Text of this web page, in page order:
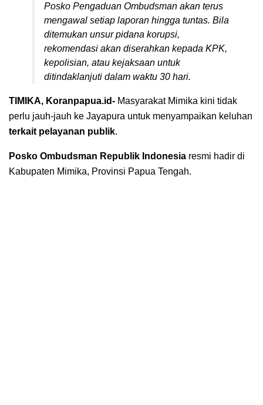
Posko Pengaduan Ombudsman akan terus
mengawal setiap laporan hingga tuntas. Bila
ditemukan unsur pidana korupsi,
rekomendasi akan diserahkan kepada KPK,
kepolisian, atau kejaksaan untuk
ditindaklanjuti dalam waktu 30 hari.
TIMIKA, Koranpapua.id- Masyarakat Mimika kini tidak
perlu jauh-jauh ke Jayapura untuk menyampaikan keluhan
terkait pelayanan publik.
Posko Ombudsman Republik Indonesia resmi hadir di
Kabupaten Mimika, Provinsi Papua Tengah.